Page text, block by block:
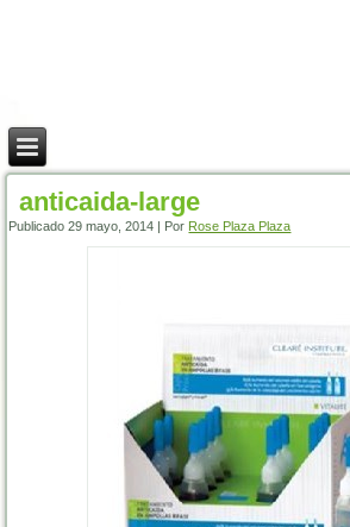
anticaida-large
Publicado 29 mayo, 2014 Por Rose Plaza Plaza